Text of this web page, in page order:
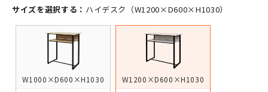
サイズを選択する： ハイデスク（W1200×D600×H1030）
W1000×D600×H1030
W1200×D600×H1030